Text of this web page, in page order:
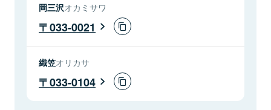
岡三沢オカミサワ
033-0021
織笠オリカサ
033-0104